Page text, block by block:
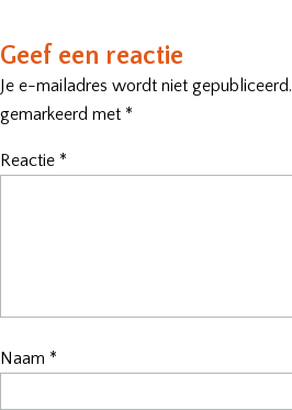
Geef een reactie
Je e-mailadres wordt niet gepubliceerd.
gemarkeerd met *
Reactie *
Naam *